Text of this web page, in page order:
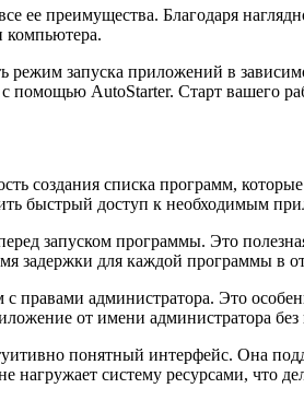
ее преимущества. Благодаря
компьютера.
режим запуска приложений в
помощью AutoStarter. Старт вашего
создания списка программ,
быстрый доступ к необходимым
запуском программы. Это
задержки для каждой программы в
с правами администратора. Это
от имени администратора
понятный интерфейс. Она
систему ресурсами, что